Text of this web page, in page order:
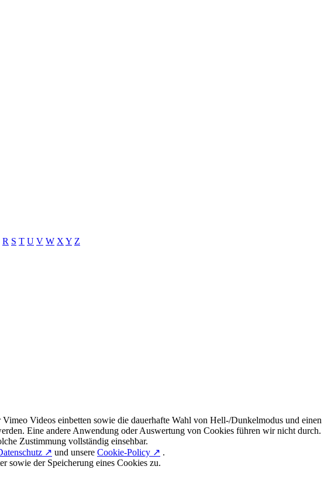
R S T U V W X Y Z
Videos einbetten sowie die dauerhafte Wahl von Hell-/Dunkelmodus und
Eine andere Anwendung oder Auswertung von Cookies führen wir nicht durch.
Zustimmung vollständig einsehbar.
↗ und unsere Cookie-Policy ↗ .
sowie der Speicherung eines Cookies zu.